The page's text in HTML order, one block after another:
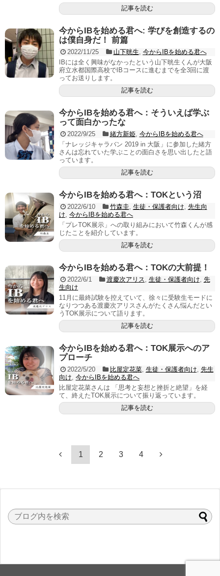
記事を読む
今からIBを始める君へ: 学びを創造するの
は僕自身だ！ 前篇
2022/11/25 山下晄生 今からIBを始める君へ
IBには全く興味がなかったという山下晄生くんが大阪
府立水都国際高校でIBコースに進むまでを全3回に渡
ってお送りします。
記事を読む
今からIBを始める君へ：そういえば学ぶ
って面白かったな
2022/9/25 緒方新姫 今からIBを始める君へ
「ナレッジキャラバン 2019 in 大阪」に参加した緒方
さんは忘れていた学ぶことの面白さを思い出したと語
っています。
記事を読む
今からIBを始める君へ：TOKという沼
2022/6/10 竹森圭, 生徒・保護者向け 先生向
け 今からIBを始める君へ
「プレTOK展示」への取り組みにおいて竹森くんが感
じたことを紹介しています。
記事を読む
今からIBを始める君へ：TOKの大前提！
2022/6/1 渡慶次アリス 生徒・保護者向け 先
生向け
11月に最終試験を控えていて、徐々に受験生モードに
なりつつある渡慶次アリスさんがたくさん悩んだとい
うTOK展示について語ります。
記事を読む
今からIBを始める君へ：TOK展示へのア
プローチ
2022/5/20 比屋定花菜, 生徒・保護者向け 先生
向け 今からIBを始める君へ
比屋定花菜さんは 「思考と妄想と挫折と絶望」を経
て、終えたTOK展示について振り返っています。
記事を読む
1 2 3 4